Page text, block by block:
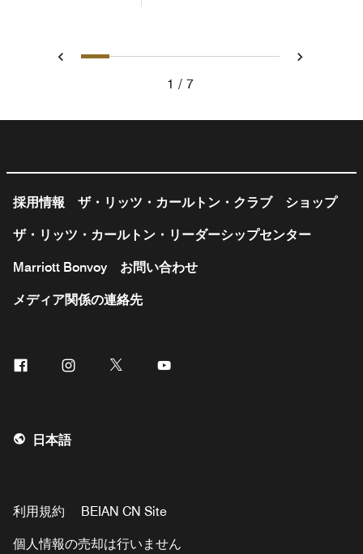
戻る
1 2 3 4 5 6 7 次へ
1 7
採用情報 ザ・リッツ・カールトン・クラブ ショップ
ザ・リッツ・カールトン・リーダーシップセンター
Marriott Bonvoy お問い合わせ
メディア関係の連絡先
Facebook Instagram Twitter
日本語
利用規約 BEIAN CN Site
個人情報の売却は行いません